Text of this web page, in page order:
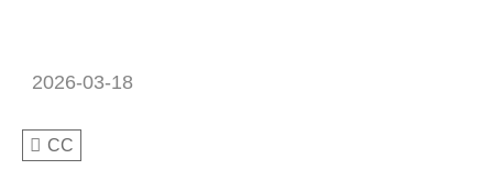
2026-03-18
CC